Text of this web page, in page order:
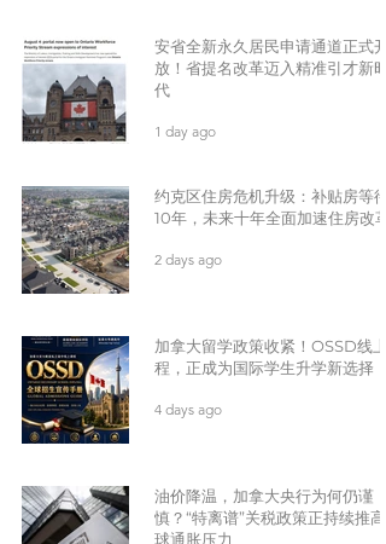
安省全新永久居民申请通道正式开
放！省提名改革迈入精准引才新时
代
1 day ago
约克区住房危机升级：补贴房等待
10年，未来十年全面加速住房改革
2 days ago
加拿大留学政策收紧！OSSD线上
程，正成为国际学生升学新选择
4 days ago
油价降温，加拿大央行为何仍谨
慎？“特离谱”关税政策正持续推高
球通胀压力